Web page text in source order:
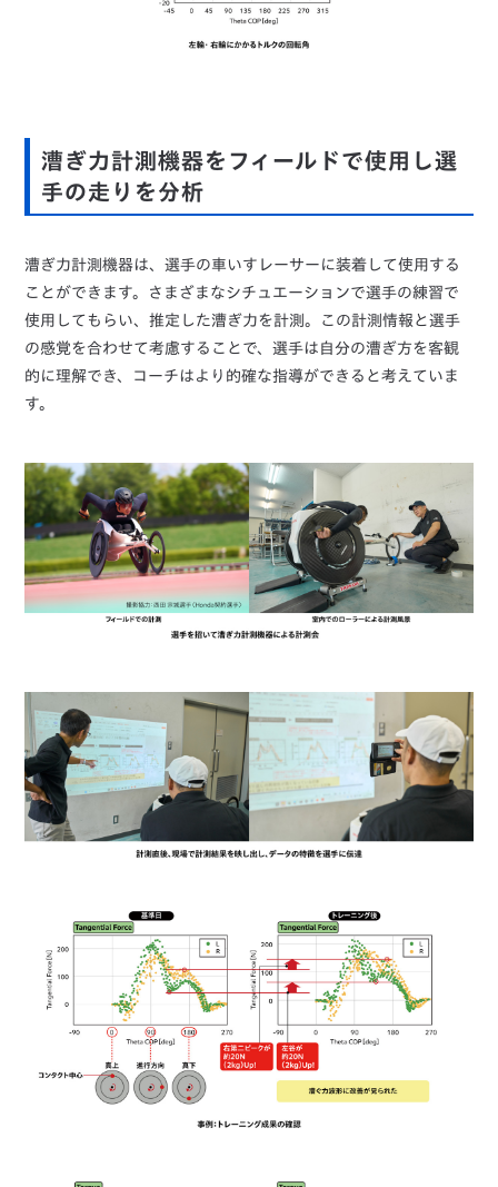
漕ぎ力計測機器をフィールドで使用し選
手の走りを分析
漕ぎ力計測機器は、選手の車いすレーサーに装着して使用する
ことができます。さまざまなシチュエーションで選手の練習で
使用してもらい、推定した漕ぎ力を計測。この計測情報と選手
の感覚を合わせて考慮することで、選手は自分の漕ぎ方を客観
的に理解でき、コーチはより的確な指導ができると考えていま
す。